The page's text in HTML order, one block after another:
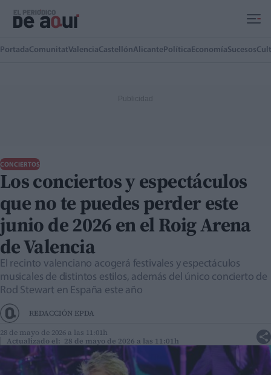
PortadaComunitatValenciaCastellónAlicante Política EconomíaSucesos
CONCIERTOS
Los conciertos y espectáculos
que no te puedes perder este
junio de 2026 en el Roig Arena
de Valencia
El recinto valenciano acogerá festivales y espectáculos
musicales de distintos estilos, además del único concierto de
Rod Stewart en España este año
REDACCIÓN EPDA
28 de mayo de 2026 a las 11:01h
Actualizado el: 28 de mayo de 2026 a las 11:01h